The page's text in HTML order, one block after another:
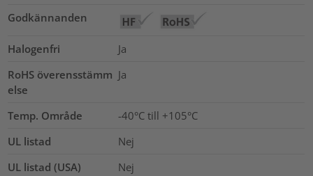
Godkännanden
Halogenfri
Ja
RoHS överensstämm
else
Ja
Temp. Område
-40°C till +105°C
UL listad
Nej
UL listad (USA)
Nej